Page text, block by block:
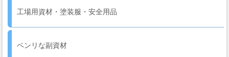
パ
ン
ド・
工場用資材・塗装服・安全用品
ベンリな副資材